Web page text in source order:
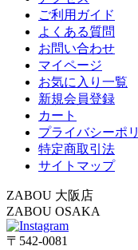
ご利用ガイド
よくある質問
お問い合わせ
マイページ
お気に入り一覧
新規会員登録
カート
プライバシーポ
特定商取引法
サイトマップ
ZABOU 大阪店
ZABOU OSAKA
〒542-0081